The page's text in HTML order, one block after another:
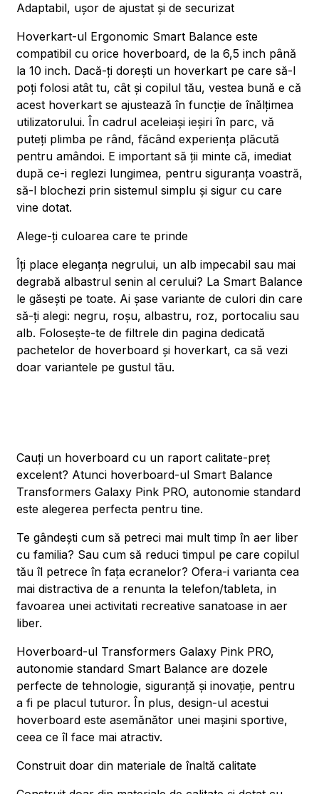
Adaptabil, ușor de ajustat și de securizat
Hoverkart-ul Ergonomic Smart Balance este
compatibil cu orice hoverboard, de la 6,5 inch până
la 10 inch. Dacă-ți dorești un hoverkart pe care să-l
poți folosi atât tu, cât și copilul tău, vestea bună e că
acest hoverkart se ajustează în funcție de înălțimea
utilizatorului. În cadrul aceleiași ieșiri în parc, vă
puteți plimba pe rând, făcând experiența plăcută
pentru amândoi. E important să ții minte că, imediat
după ce-i reglezi lungimea, pentru siguranța voastră,
să-l blochezi prin sistemul simplu și sigur cu care
vine dotat.
Alege-ți culoarea care te prinde
Îți place eleganța negrului, un alb impecabil sau mai
degrabă albastrul senin al cerului? La Smart Balance
le găsești pe toate. Ai șase variante de culori din care
să-ți alegi: negru, roșu, albastru, roz, portocaliu sau
alb. Folosește-te de filtrele din pagina dedicată
pachetelor de hoverboard și hoverkart, ca să vezi
doar variantele pe gustul tău.
Cauți un hoverboard cu un raport calitate-preț
excelent? Atunci hoverboard-ul Smart Balance
Transformers Galaxy Pink PRO, autonomie standard
este alegerea perfecta pentru tine.
Te gândești cum să petreci mai mult timp în aer liber
cu familia? Sau cum să reduci timpul pe care copilul
tău îl petrece în fața ecranelor? Ofera-i varianta cea
mai distractiva de a renunta la telefon/tableta, in
favoarea unei activitati recreative sanatoase in aer
liber.
Hoverboard-ul Transformers Galaxy Pink PRO,
autonomie standard Smart Balance are dozele
perfecte de tehnologie, siguranță și inovație, pentru
a fi pe placul tuturor. În plus, design-ul acestui
hoverboard este asemănător unei mașini sportive,
ceea ce îl face mai atractiv.
Construit doar din materiale de înaltă calitate